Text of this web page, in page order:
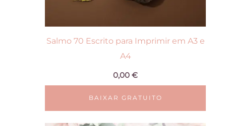
Salmo 70 Escrito para Imprimir em A3 e
A4
0,00€
BAIXAR GRATUITO